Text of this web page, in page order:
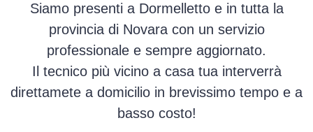
Siamo presenti a Dormelletto e in tutta la
provincia di Novara con un servizio
professionale e sempre aggiornato.
Il tecnico più vicino a casa tua interverrà
direttamete a domicilio in brevissimo tempo e a
basso costo!